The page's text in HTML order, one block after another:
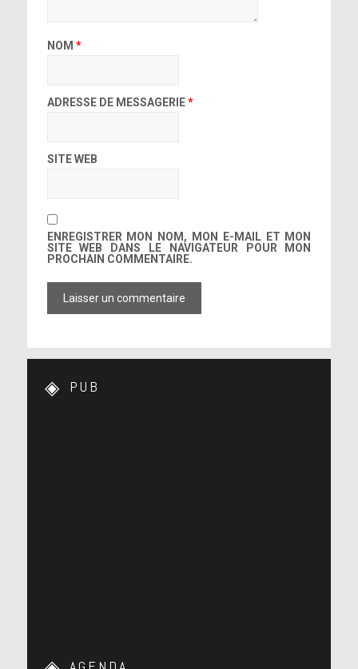
NOM *
ADRESSE DE MESSAGERIE*
SITE WEB
ENREGISTRER MON NOM, MON E-MAIL ET MON
SITE WEB DANS LE NAVIGATEUR POUR MON
PROCHAIN COMMENTAIRE.
PUB